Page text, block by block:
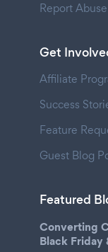
Report Abuse
Get
Affiliate
Success
Feature
Guest Blog
Featured
Converting
Black Friday